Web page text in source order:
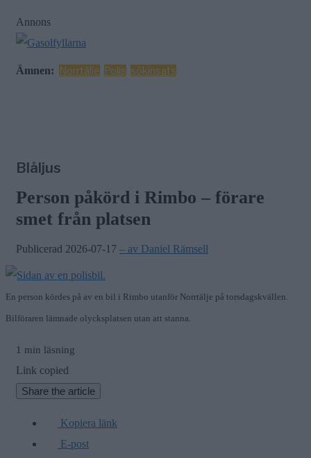
Annons
Ämnen: Norrtälje Polis sökinsats
Blåljus
Person påkörd i Rimbo – förare
smet från platsen
Publicerad 2026-07-17 – av Daniel Rämsell
En person kördes på av en bil i Rimbo utanför Norrtälje på torsdagskvällen.
Bilföraren lämnade olycksplatsen utan att stanna.
1 min läsning
Link copied
Share the article
Kopiera länk
E-post